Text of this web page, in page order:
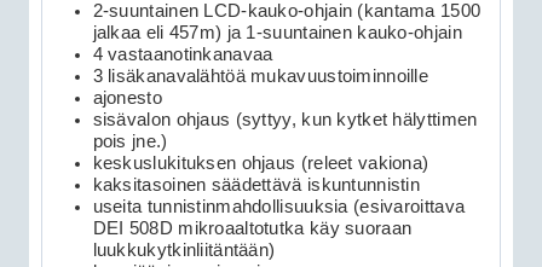
2-suuntainen LCD-kauko-ohjain (kantama 1500
jalkaa eli 457m) ja 1-suuntainen kauko-ohjain
4 vastaanotinkanavaa
3 lisäkanavalähtöä mukavuustoiminnoille
ajonesto
sisävalon ohjaus (syttyy, kun kytket hälyttimen
pois jne.)
keskuslukituksen ohjaus (releet vakiona)
kaksitasoinen säädettävä iskuntunnistin
useita tunnistinmahdollisuuksia (esivaroittava
DEI 508D mikroaaltotutka käy suoraan
luukkukytkinliitäntään)